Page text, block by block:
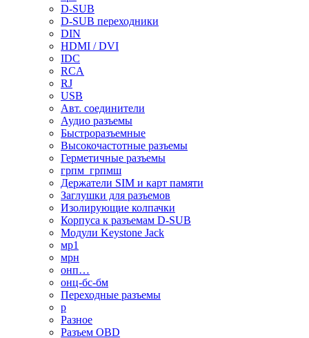
D-SUB
D-SUB переходники
DIN
HDMI / DVI
IDC
RCA
RJ
USB
Авт. соединители
Аудио разъемы
Быстроразъемные
Высокочастотные разъемы
Герметичные разъемы
грпм_грпмш
Держатели SIM и карт памяти
Заглушки для разъемов
Изолирующие колпачки
Корпуса к разъемам D-SUB
Модули Keystone Jack
мр1
мрн
онп…
онц-бс-бм
Переходные разъемы
р
Разное
Разъем OBD